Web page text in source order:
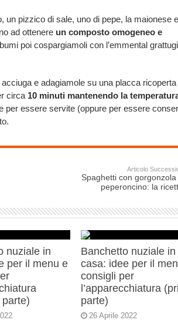
pizzico di sale, uno di pepe, la maionese
ad ottenere un composto omogeneo e
poi cospargiamoli con l’emmental
e adagiamole su una placca ricoperta
circa 10 minuti mantenendo la
per essere servite (oppure per essere
Articolo
Spaghetti con gorgonzola
peperoncino: la
nuziale in
per il menu e
Banchetto nuziale in
casa: idee per il
consigli per
l’apparecchiatura
parte)
26 Aprile 2022